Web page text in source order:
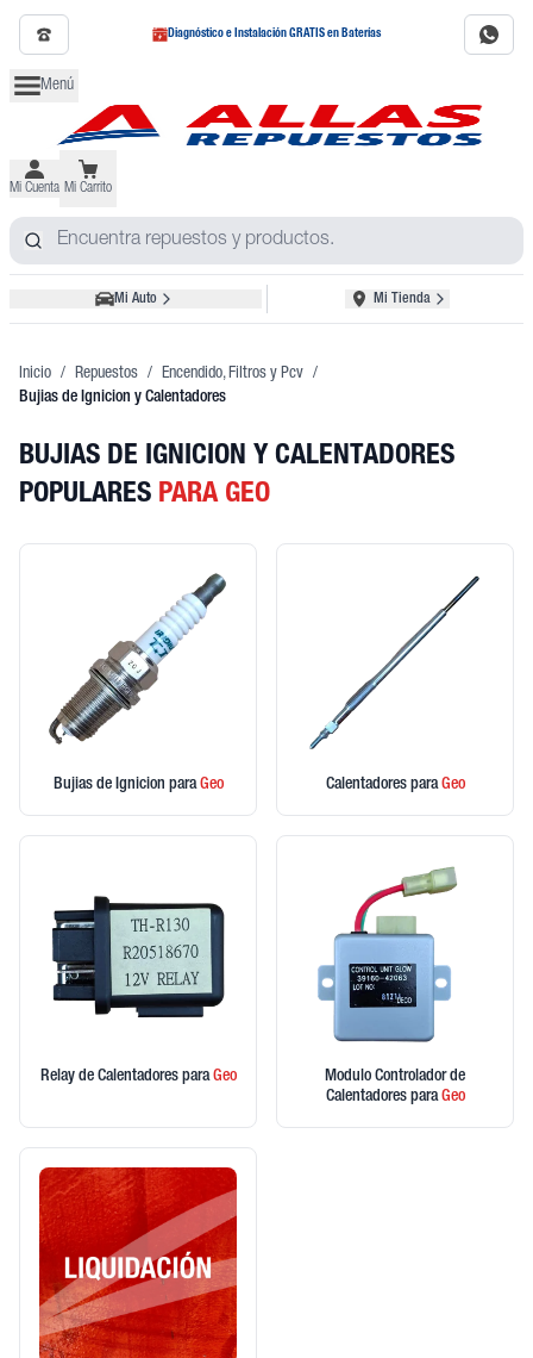
Diagnóstico e Instalación GRATIS en Baterías
Menú
Mi Cuenta Mi Carrito
Mi Auto Mi Tienda
Inicio / Repuestos / Encendido, Filtros y Pcv /
Bujias de Ignicion y Calentadores
BUJIAS DE IGNICION Y CALENTADORES
POPULARES PARA GEO
Bujias de Ignicion paraGeo Calentadores paraGeo
Relay de Calentadores paraGeo
Modulo Controlador de
Calentadores paraGeo